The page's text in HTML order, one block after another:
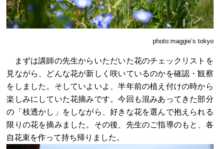
photo:maggie’s tokyo
まずは講師の先生からいただいた花のチェックリストを
見ながら、どんな花が新しく咲いているのかを確認・観察
をしました。そしていよいよ、半年前の植え付けの時から
楽しみにしていた花摘みです。今回も混みあってきた部分
の「枝透かし」をしながら、好きな花を選んで抱えられる
限りの花を摘みました。その後、先生のご指導のもと、各
自花束を作って持ち帰りました。